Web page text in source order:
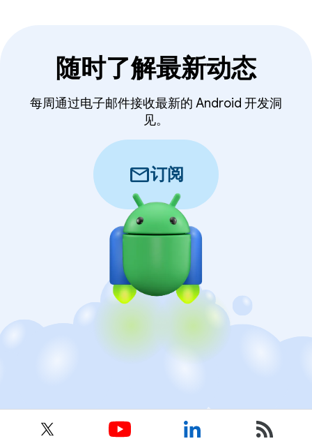
随时了解最新动态
每周通过电子邮件接收最新的 Android 开发洞
见。
mail订阅